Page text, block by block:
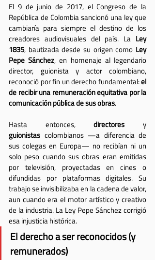
El 9 de junio de 2017, el Congreso de la
República de Colombia sancionó una ley que
cambiaría para siempre el destino de los
creadores audiovisuales del país. La Ley
1835, bautizada desde su origen como Ley
Pepe Sánchez, en homenaje al legendario
director, guionista y actor colombiano,
reconoció por fin un derecho fundamental: el
de recibir una remuneración equitativa por la
comunicación pública de sus obras.
Hasta entonces, directores
guionistas colombianos —a diferencia de
sus colegas en Europa— no recibían ni un
solo peso cuando sus obras eran emitidas
por televisión, proyectadas en cines o
difundidas por plataformas digitales. Su
trabajo se invisibilizaba en la cadena de valor,
aun cuando era el motor artístico y creativo
de la industria. La Ley Pepe Sánchez corrigió
esa injusticia histórica.
El derecho a ser reconocidos (y
remunerados)